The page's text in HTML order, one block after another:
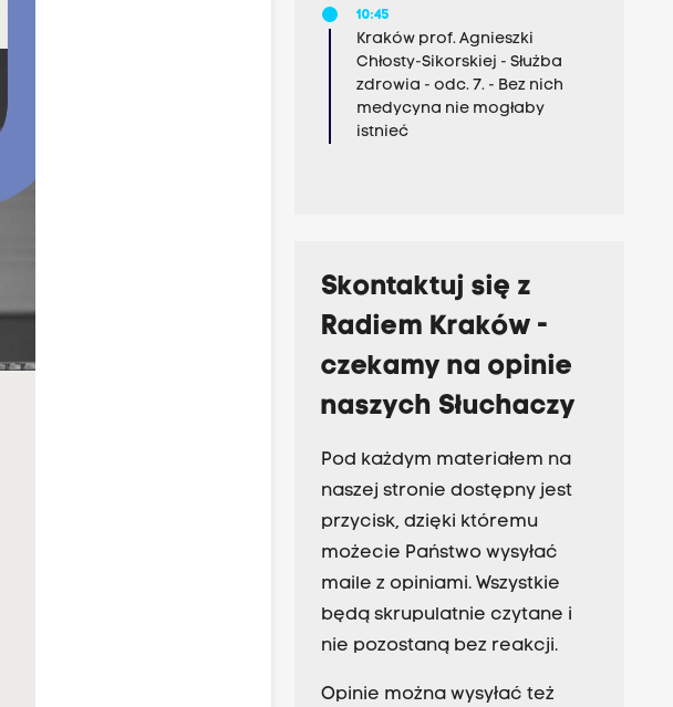
10:45
Kraków prof. Agnieszki
Chłosty-Sikorskiej - Służba
zdrowia - odc. 7. - Bez nich
medycyna nie mogłaby
istnieć
Skontaktuj się z
Radiem Kraków -
czekamy na opinie
naszych Słuchaczy
Pod każdym materiałem na
naszej stronie dostępny jest
przycisk, dzięki któremu
możecie Państwo wysyłać
maile z opiniami. Wszystkie
będą skrupulatnie czytane i
nie pozostaną bez reakcji.
Opinie można wysyłać też